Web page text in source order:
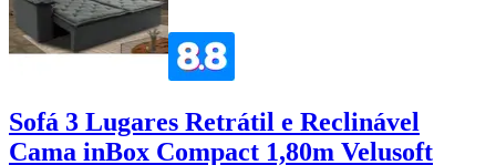
Sofá 3 Lugares Retrátil e Reclinável
Cama inBox Compact 1,80m Velusoft